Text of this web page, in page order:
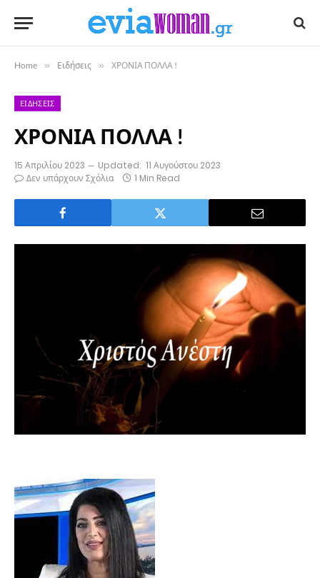
Home » Ειδήσεις » ΧΡΟΝΙΑ ΠΟΛΛΑ !
ΕΙΔΉΣΕΙΣ
ΧΡΟΝΙΑ ΠΟΛΛΑ !
15 Απριλίου 2023 Updated: 11 Αυγούστου 2023
Δεν υπάρχουν Σχόλια
1 Min Read